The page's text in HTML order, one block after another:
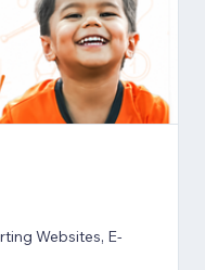
Websites, E-